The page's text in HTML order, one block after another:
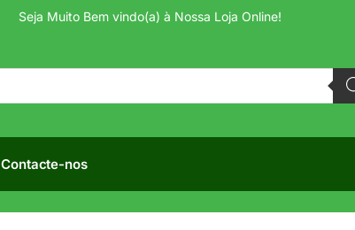
Seja Muito Bem vindo(a) à Nossa Loja Online!
Contacte-nos